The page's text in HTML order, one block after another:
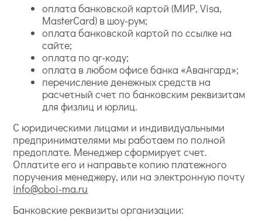
оплата банковской картой (МИР, Visa,
MasterCard) в шоу-рум;
оплата банковской картой по ссылке на
сайте;
оплата по qr-коду;
оплата в любом офисе банка «Авангард»;
перечисление денежных средств на
расчетный счет по банковским реквизитам
для физлиц и юрлиц.
С юридическими лицами и индивидуальными
предпринимателями мы работаем по полной
предоплате. Менеджер сформирует счет.
Оплатите его и направьте копию платежного
поручения менеджеру, или на электронную почту
info@oboi-ma.ru
Банковские реквизиты организации: